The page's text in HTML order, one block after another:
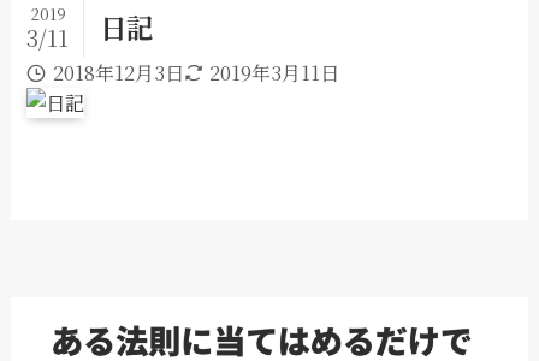
日記
2019
3/11
2018年12月3日 2019年3月11日